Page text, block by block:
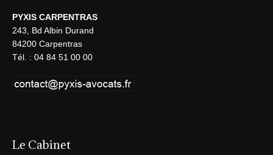
PYXIS CARPENTRAS
243, Bd Albin Durand
84200 Carpentras
Tél. : 04 84 51 00 00
Le Cabinet